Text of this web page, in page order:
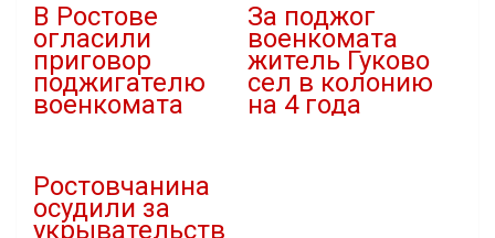
В Ростове
огласили
приговор
поджигателю
военкомата
За поджог
военкомата
житель Гуково
сел в колонию
на 4 года
Ростовчанина
осудили за
укрывательств